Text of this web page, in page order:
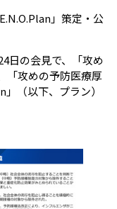
」策定・公
日の会見で、「攻め
「攻めの予防医療厚
（以下、プラン）